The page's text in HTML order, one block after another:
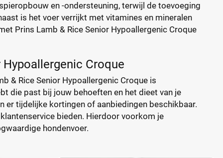
en -ondersteuning, terwijl de toevoeging
is het voer verrijkt met vitamines en mineralen
Prins Lamb & Rice Senior Hypoallergenic Croque
Croque
& Rice Senior Hypoallergenic Croque is
die past bij jouw behoeften en het dieet van je
er tijdelijke kortingen of aanbiedingen beschikbaar.
bieden. Hierdoor voorkom je
hondenvoer.